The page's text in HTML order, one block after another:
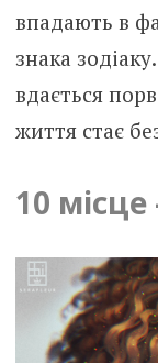
впадають в
знака
вдається
життя стає
10